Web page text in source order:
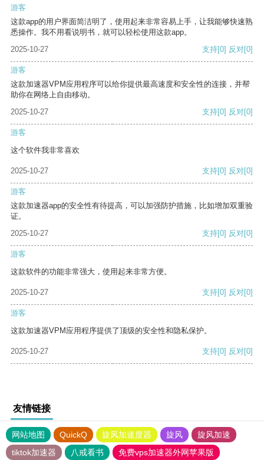
游客
这款app的用户界面简洁明了，使用起来非常容易上手，让我能够快速熟
悉操作。我不用看说明书，就可以轻松使用这款app。
2025-10-27
支持[0] 反对[0]
游客
这款加速器VPM应用程序可以给你提供最高速度和安全性的连接，并帮
助你在网络上自由移动。
2025-10-27
支持[0] 反对[0]
游客
这个软件我非常喜欢
2025-10-27 支持[0] 反对[0]
游客
这款加速器app的安全性有待提高，可以加强防护措施，比如增加双重验
证。
2025-10-27
支持[0] 反对[0]
游客
这款软件的功能非常强大，使用起来非常方便。
2025-10-27 支持[0] 反对[0]
游客
这款加速器VPM应用程序提供了顶级的安全性和隐私保护。
2025-10-27 支持[0] 反对[0]
友情链接
网站地图 QuickQ 旋风加速度器 旋风
旋风加速
tiktok加速器
八戒看书 免费vps加速器外网苹果版